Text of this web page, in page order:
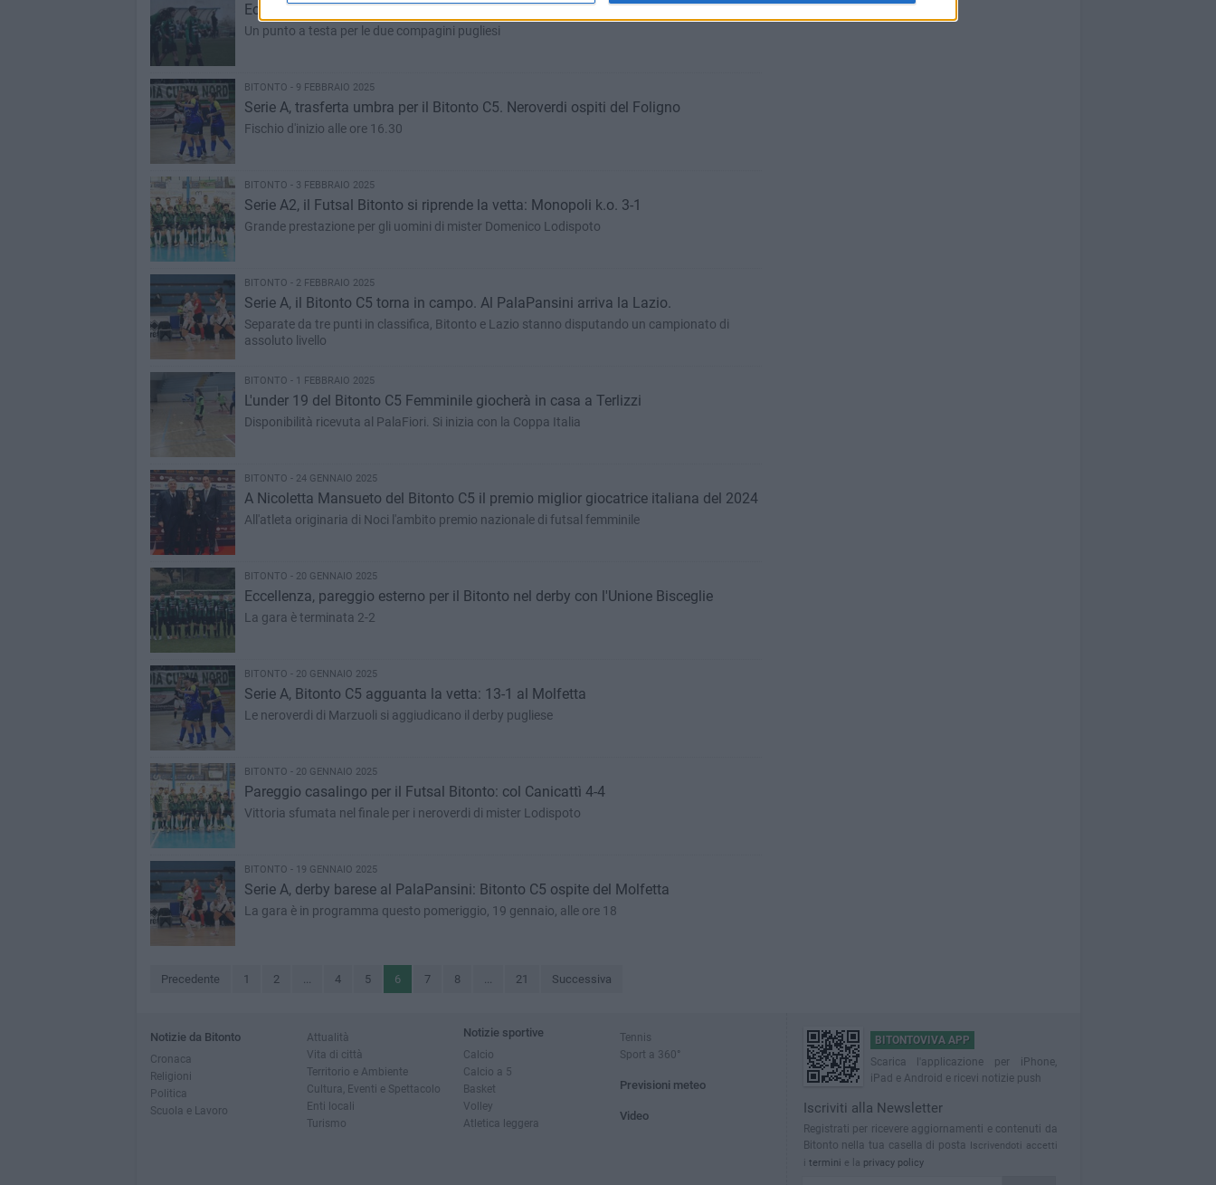
Eccellenza, termina a reti inviolate il derby tra Corato e Bitonto
Un punto a testa per le due compagini pugliesi
BITONTO - 9 FEBBRAIO 2025
Serie A, trasferta umbra per il Bitonto C5. Neroverdi ospiti del Foligno
Fischio d'inizio alle ore 16.30
BITONTO - 3 FEBBRAIO 2025
Serie A2, il Futsal Bitonto si riprende la vetta: Monopoli k.o. 3-1
Grande prestazione per gli uomini di mister Domenico Lodispoto
BITONTO - 2 FEBBRAIO 2025
Serie A, il Bitonto C5 torna in campo. Al PalaPansini arriva la Lazio.
Separate da tre punti in classifica, Bitonto e Lazio stanno disputando un campionato di
assoluto livello
BITONTO - 1 FEBBRAIO 2025
L'under 19 del Bitonto C5 Femminile giocherà in casa a Terlizzi
Disponibilità ricevuta al PalaFiori. Si inizia con la Coppa Italia
BITONTO - 24 GENNAIO 2025
A Nicoletta Mansueto del Bitonto C5 il premio miglior giocatrice italiana del 2024
All'atleta originaria di Noci l'ambito premio nazionale di futsal femminile
BITONTO - 20 GENNAIO 2025
Eccellenza, pareggio esterno per il Bitonto nel derby con l'Unione Bisceglie
La gara è terminata 2-2
BITONTO - 20 GENNAIO 2025
Serie A, Bitonto C5 agguanta la vetta: 13-1 al Molfetta
Le neroverdi di Marzuoli si aggiudicano il derby pugliese
BITONTO - 20 GENNAIO 2025
Pareggio casalingo per il Futsal Bitonto: col Canicattì 4-4
Vittoria sfumata nel finale per i neroverdi di mister Lodispoto
BITONTO - 19 GENNAIO 2025
Serie A, derby barese al PalaPansini: Bitonto C5 ospite del Molfetta
La gara è in programma questo pomeriggio, 19 gennaio, alle ore 18
Precedente 1 2 ... 4 5 6 7 8 ... 21 Successiva
Notizie da Bitonto
Cronaca
Religioni
Politica
Scuola e Lavoro
Attualità
Vita di città
Territorio e Ambiente
Cultura, Eventi e Spettacolo
Enti locali
Turismo
Notizie sportive
Calcio
Calcio a 5
Basket
Volley
Atletica leggera
Tennis
Sport a 360°
Previsioni meteo
Video
BITONTOVIVA APP
Scarica l'applicazione per iPhone,
iPad e Android e ricevi notizie push
Iscriviti alla Newsletter
Registrati per ricevere aggiornamenti e contenuti da
Bitonto nella tua casella di posta Iscrivendoti accetti
i termini e la privacy policy